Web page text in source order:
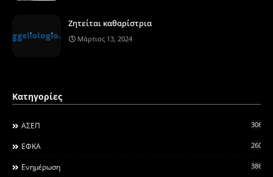
Ζητείται καθαρίστρια
Μάρτιος 13, 2024
Κατηγορίες
ΑΣΕΠ 306
ΕΦΚΑ 260
Ενημέρωση 3868